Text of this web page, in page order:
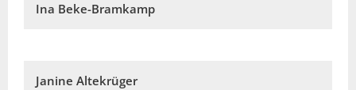
Ina Beke-Bramkamp
Janine Altekrüger